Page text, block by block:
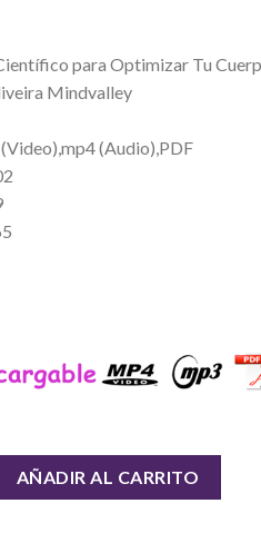
para Optimizar Tu
Mindvalley
(Audio),PDF
AÑADIR AL CARRITO